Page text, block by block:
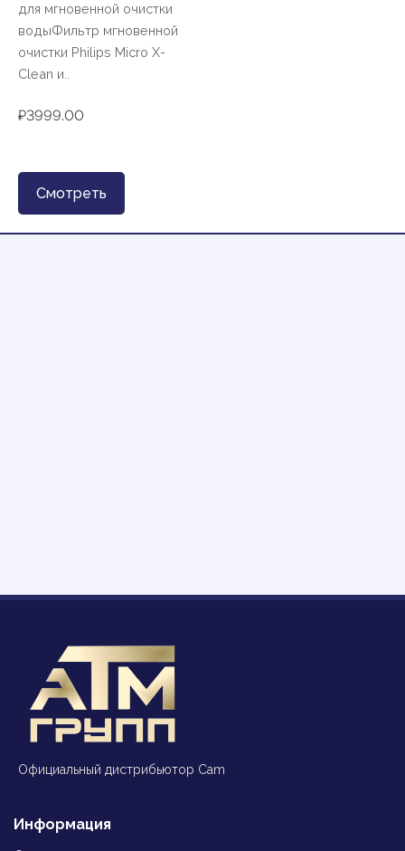
для мгновенной очистки
водыФильтр мгновенной
очистки Philips Micro X-
Clean и..
₽3999.00
Смотреть
Официальный дистрибьютор Cam
Информация